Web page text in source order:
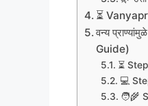
⏳
वन्य
Guide)
⏳
💻
🧑‍🌾